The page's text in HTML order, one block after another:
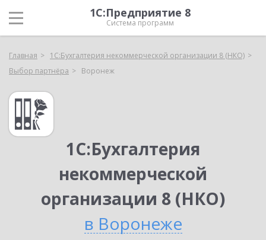
1С:Предприятие 8
Система программ
Главная
1С:Бухгалтерия некоммерческой организации 8 (НКО)
Выбор партнёра
Воронеж
1С:Бухгалтерия
некоммерческой
организации 8 (НКО)
в Воронеже